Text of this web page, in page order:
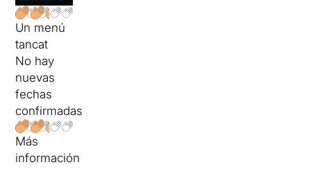
Un menú
tancat
No hay
nuevas
fechas
confirmadas
Más
información